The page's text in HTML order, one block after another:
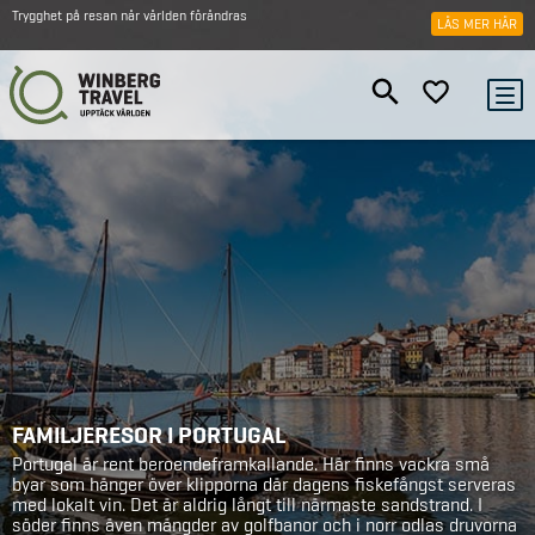
Trygghet på resan när världen förändras LÄS MER HÄR
FAMILJERESOR I PORTUGAL
Portugal är rent beroendeframkallande. Här finns vackra små
byar som hänger över klipporna där dagens fiskefångst serveras
med lokalt vin. Det är aldrig långt till närmaste sandstrand. I
söder finns även mängder av golfbanor och i norr odlas druvorna